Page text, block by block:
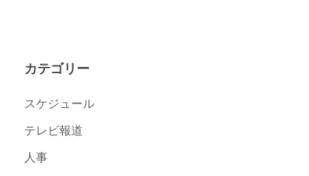
カテゴリー
スケジュール
テレビ報道
人事